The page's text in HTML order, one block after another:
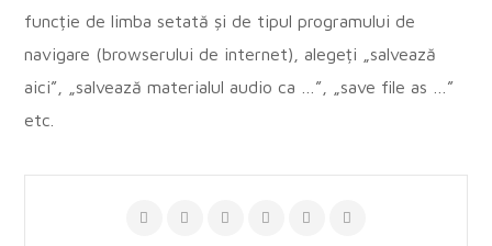
funcție de limba setată și de tipul programului de
navigare (browserului de internet), alegeți „salvează
aici”, „salvează materialul audio ca …”, „save file as …”
etc.